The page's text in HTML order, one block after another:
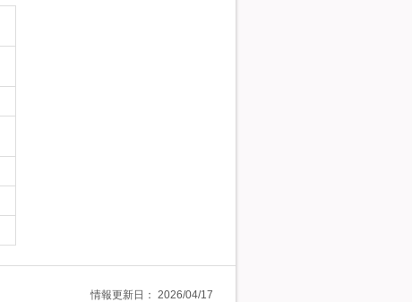
情報更新日： 2026/04/17